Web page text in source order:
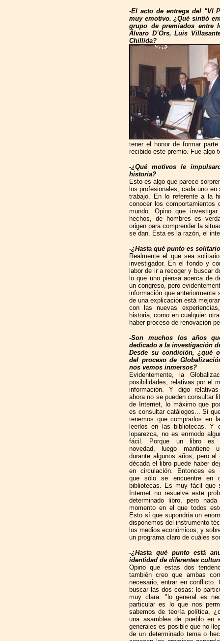
-El acto de entrega del "VI
muy emotivo. ¿Qué sintió
grupo de premiados entre
Álvaro D´Ors, Luis
Chillida?
tener el honor de formar
recibido este premio. Fue algo
-¿Qué motivos le
historia?
Esto es algo que parece
los profesionales, cada uno
trabajo. En lo referente a la
conocer los comportamientos
mundo. Opino que
hechos, de hombres es
origen para comprender la
se dan. Esta es la razón, el
-¿Hasta qué punto es
Realmente el que sea
investigador. En el fondo y
labor de ir a recoger y buscar
lo que uno piensa acerca de
un congreso, pero
información que
de una explicación está
con las nuevas
historia, como en cualquier
haber proceso de renovación
-Son muchos los años
dedicado a la investigación
Desde su condición, ¿qué
del proceso de
nos vemos inmersos?
Evidentemente, la
posibilidades, relativas por el
información. Y digo
ahora no se pueden consultar
de Internet, lo máximo que
es consultar catálogos... Si
tenemos que comprarlos en
leerlos en las bibliotecas. Y
loparezca, no es enmodo
fácil. Porque un libro es
novedad, luego mantiene
durante algunos años, pero al
década el libro puede haber
en circulación. Entonces es
que sólo se encuentre en
bibliotecas. Es muy fácil que
Internet no resuelve este
determinado libro, pero
momento en el que todos
Esto sí que supondría un
disponemos del instrumento
los medios económicos, y
un programa claro de cuáles
-¿Hasta qué punto está
identidad de diferentes
Opino que estas dos
también creo que ambas
necesario, entrar en conflicto.
buscar las dos cosas: lo
muy clara: "lo general es
particular es lo que nos
sabemos de teoría política,
una asamblea de pueblo
generales es posible que no
de un determinado tema o